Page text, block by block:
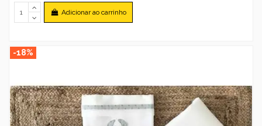
Adicionar ao carrinho
-18%